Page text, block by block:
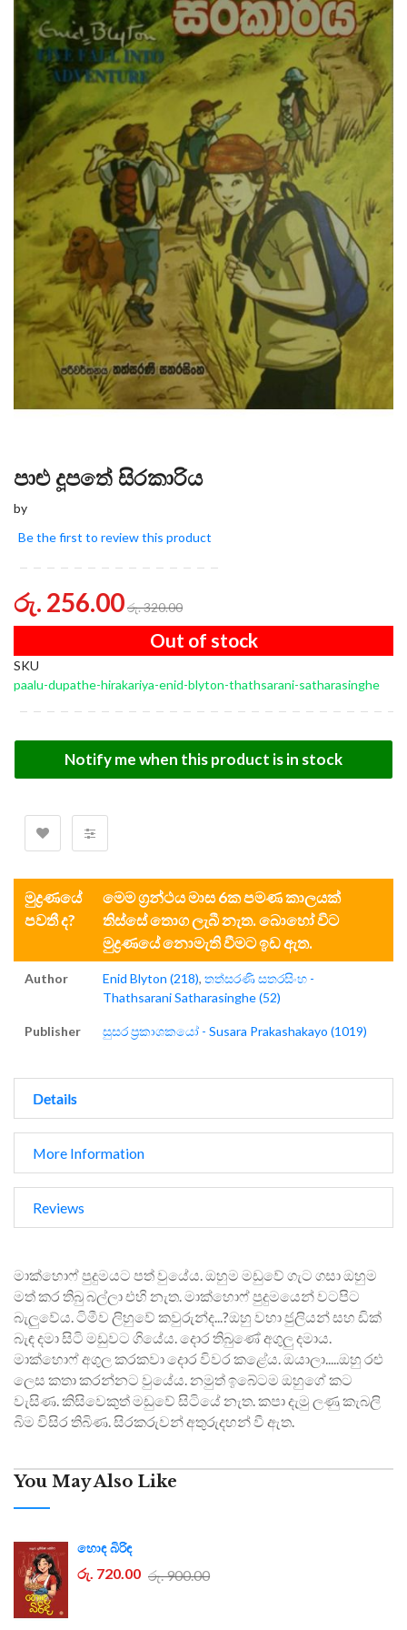
පාළු දූපතේ සිරකාරිය
by
Be the first to review this product
රු. 256.00රු. 320.00
Out of stock
SKU
paalu-dupathe-hirakariya-enid-blyton-thathsarani-satharasinghe
Notify me when this product is in stock
මුද්‍රණයේ
පවතී ද?
මෙම ග්‍රන්ථය මාස 6ක පමණ කාලයක්
තිස්සේ තොග ලැබී නැත. බොහෝ විට
මුද්‍රණයේ නොමැති වීමට ඉඩ ඇත.
Author Enid Blyton (218), තත්සරණි සතරසිංහ -
Thathsarani Satharasinghe (52)
Publisher සුසර ප්‍රකාශකයෝ - Susara Prakashakayo (1019)
Details
More Information
Reviews
මාක්හොෆ් පුදුමයට පත් වුයේය. ඔහුම මඩුවේ ගැට ගසා ඔහුම
මත් කර තිබු බල්ලා එහි නැත. මාක්හොෆ් පුදුමයෙන් වටපිට
බැලුවේය. ටිමීව ලිහුවේ කවුරුන්ද...?ඔහු වහා ජුලියන් සහ ඩික්
බැඳ දමා සිටි මඩුවට ගියේය. දොර තිබුණේ අගුලු දමාය.
මාක්හොෆ් අගුල කරකවා දොර විවර කළේය. ඔයාලා.....ඔහු රළු
ලෙස කතා කරන්නට වුයේය. නමුත් ඉබේටම ඔහුගේ කට
වැසිණ. කිසිවෙකුත් මඩුවේ සිටියේ නැත. කපා දැමු ලණු කැබලි
බිම විසිර තිබිණ. සිරකරුවන් අතුරුදහන් වී ඇත.
You May Also Like
හොඳ බිරිඳ
රු. 720.00 රු. 900.00